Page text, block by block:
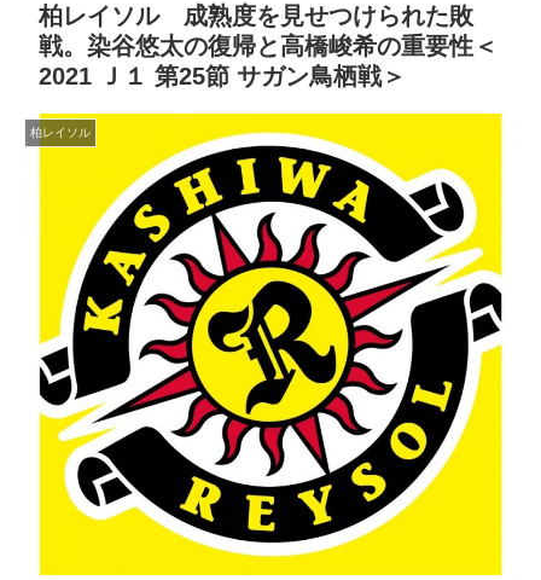
柏レイソル 成熟度を見せつけられた敗
戦。染谷悠太の復帰と高橋峻希の重要性＜
2021 Ｊ１ 第25節 サガン鳥栖戦＞
柏レイソル